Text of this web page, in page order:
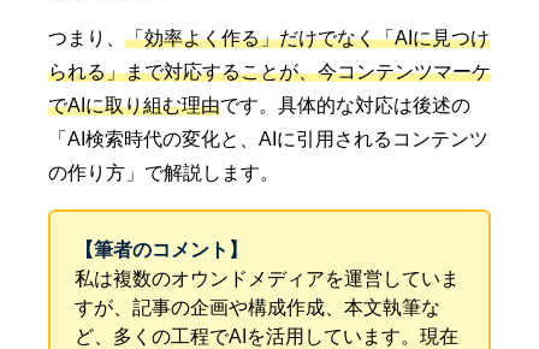
つまり、 「効率よく作る」だけでなく「AIに見つけ
られる」まで対応することが、今コンテンツマーケ
でAIに取り組む理由です。具体的な対応は後述の
「AI検索時代の変化と、AIに引用されるコンテンツ
の作り方」で解説します。
【筆者のコメント】
私は複数のオウンドメディアを運営していま
すが、記事の企画や構成作成、本文執筆な
ど、多くの工程でAIを活用しています。現在